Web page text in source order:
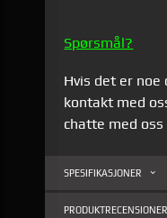
Spørsmål?
Hvis det er noe
kontakt med
chatte med
SPESIFIKASJONER